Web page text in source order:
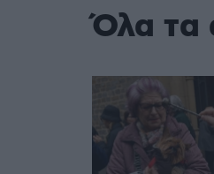
Όλα τα